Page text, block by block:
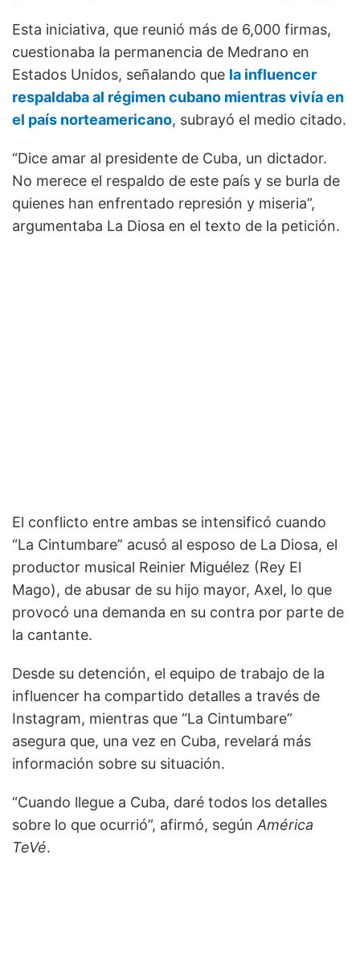
Esta iniciativa, que reunió más de 6,000 firmas,
cuestionaba la permanencia de Medrano en
Estados Unidos, señalando que la influencer
respaldaba al régimen cubano mientras vivía en
el país norteamericano, subrayó el medio citado.
“Dice amar al presidente de Cuba, un dictador.
No merece el respaldo de este país y se burla de
quienes han enfrentado represión y miseria”,
argumentaba La Diosa en el texto de la petición.
El conflicto entre ambas se intensificó cuando
“La Cintumbare” acusó al esposo de La Diosa, el
productor musical Reinier Miguélez (Rey El
Mago), de abusar de su hijo mayor, Axel, lo que
provocó una demanda en su contra por parte de
la cantante.
Desde su detención, el equipo de trabajo de la
influencer ha compartido detalles a través de
Instagram, mientras que “La Cintumbare”
asegura que, una vez en Cuba, revelará más
información sobre su situación.
“Cuando llegue a Cuba, daré todos los detalles
sobre lo que ocurrió”, afirmó, según América
TeVé.